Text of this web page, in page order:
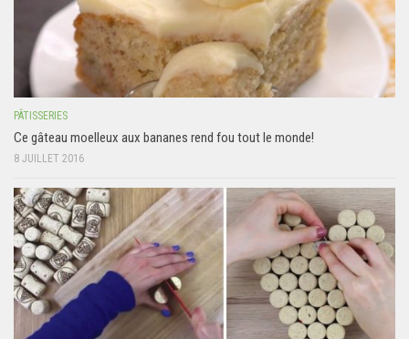
PÂTISSERIES
Ce gâteau moelleux aux bananes rend fou tout le monde!
8 JUILLET 2016